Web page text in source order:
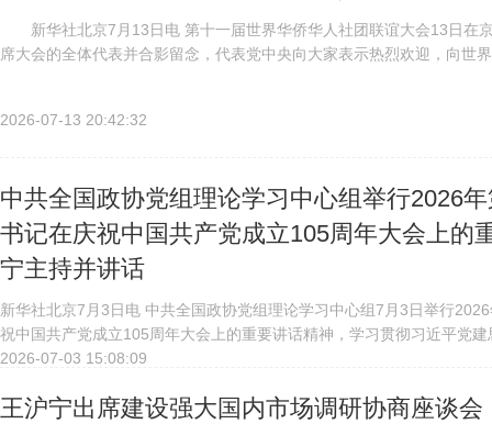
新华社北京7月13日电 第十一届世界华侨华人社团联谊大会13日在
席大会的全体代表并合影留念，代表党中央向大家表示热烈欢迎，向
2026-07-13 20:42:32
中共全国政协党组理论学习中心组举行2026
书记在庆祝中国共产党成立105周年大会上的
宁主持并讲话
新华社北京7月3日电 中共全国政协党组理论学习中心组7月3日举行
祝中国共产党成立105周年大会上的重要讲话精神，学习贯彻习近平党
沪宁主持并讲话。会议指出，习近平总书记在庆祝中国共产党成立...
2026-07-03 15:08:09
王沪宁出席建设强大国内市场调研协商座谈会